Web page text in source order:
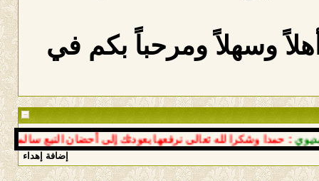
وسهلاً ومرحباً بكم في
: حمدا وشكرا لله تعالى نرفعها بعودتك إلى أحضان النبع سالما
إضافة إهداء